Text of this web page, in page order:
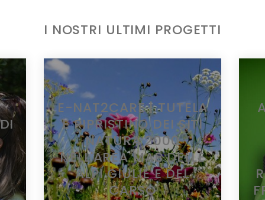
I NOSTRI ULTIMI PROGETTI
E-NAT2CARE | TUTELA
E RIPRISTINO DEI SITI
NATURA 2000
NELL'AREA MAB DELLE
ALPI GIULIE E DEL
CARSO